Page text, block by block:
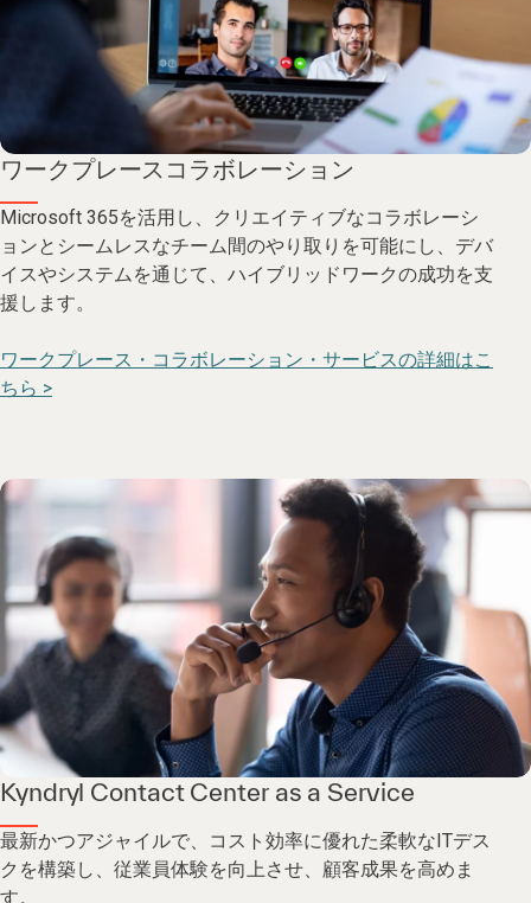
ワークプレースコラボレーション
Microsoft 365を活用し、クリエイティブなコラボレーシ
ョンとシームレスなチーム間のやり取りを可能にし、デバ
イスやシステムを通じて、ハイブリッドワークの成功を支
援します。
ワークプレース・コラボレーション・サービスの詳細はこ
ちら >
Kyndryl Contact Center as a Service
最新かつアジャイルで、コスト効率に優れた柔軟なITデス
クを構築し、従業員体験を向上させ、顧客成果を高めま
す。